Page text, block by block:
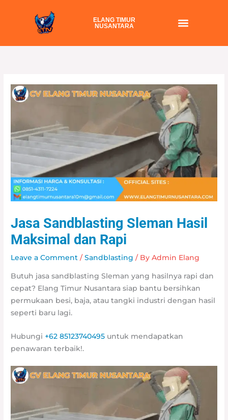
ELANG TIMUR
NUSANTARA
Jasa Sandblasting Sleman Hasil
Maksimal dan Rapi
Leave a Comment /Sandblasting / ByAdmin Elang
Butuh jasa sandblasting Sleman yang hasilnya rapi dan
cepat? Elang Timur Nusantara siap bantu bersihkan
permukaan besi, baja, atau tangki industri dengan hasil
seperti baru lagi.
Hubungi +62 85123740495 untuk mendapatkan
penawaran terbaik!.